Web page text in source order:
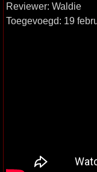
Reviewer: Waldie
Toegevoegd: 19